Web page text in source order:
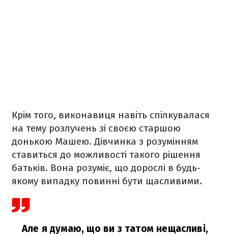
Крім того, виконавиця навіть спілкувалася
на тему розлучень зі своєю старшою
донькою Машею. Дівчинка з розумінням
ставиться до можливості такого рішення
батьків. Вона розуміє, що дорослі в будь-
якому випадку повинні бути щасливими.
Але я думаю, що ви з татом нещасливі,